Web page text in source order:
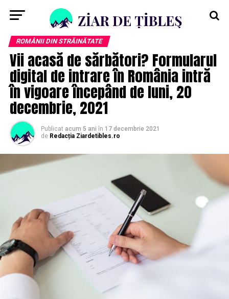
ROMÂNII DIN STRĂINĂTATE
Vii acasă de sărbători? Formularul
digital de intrare în România intră
în vigoare începând de luni, 20
decembrie, 2021
Publicat acum 5 ani în 17 decembrie 2021
de Redacția Ziardetibles.ro